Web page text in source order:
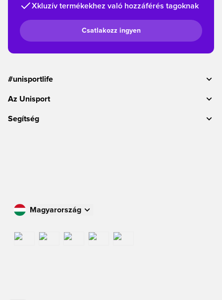
Xkluzív termékekhez való hozzáférés tagoknak
Csatlakozz ingyen
#unisportlife
Az Unisport
Segítség
Magyarország